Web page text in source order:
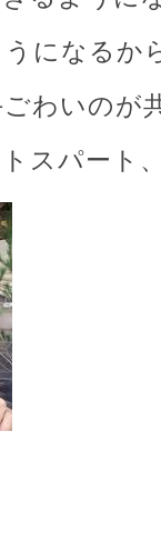
になるか
わいのが
スパート